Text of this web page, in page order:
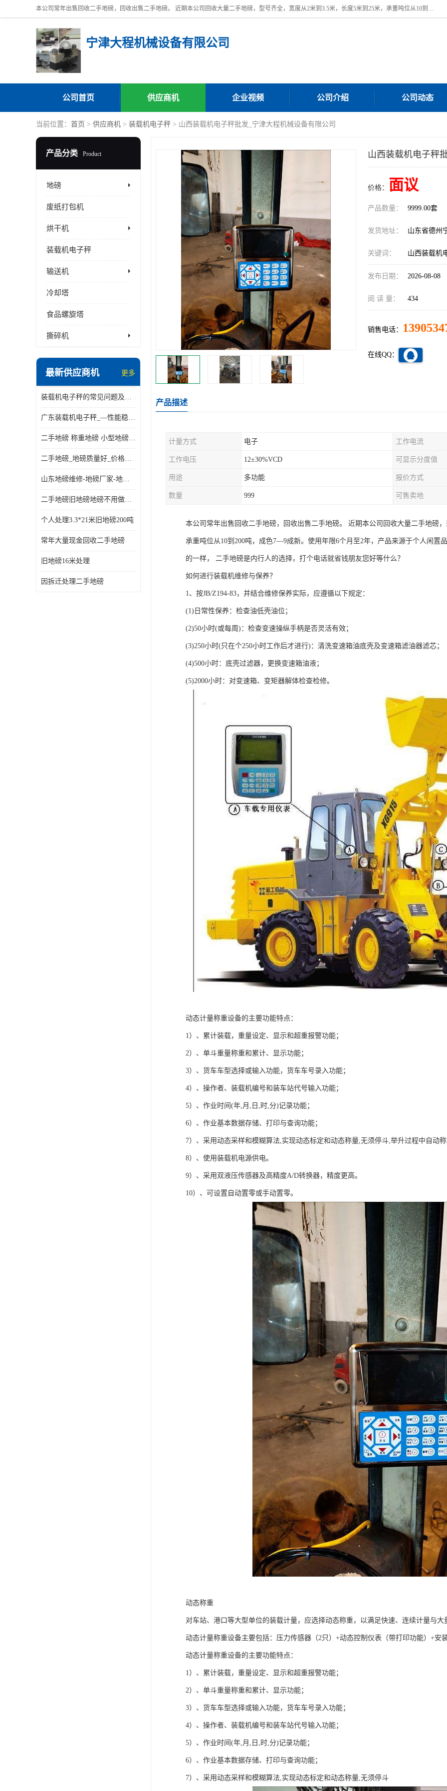
本公司常年出售回收二手地磅，回收出售二手地磅。 近期本公司回收大量二手地磅，型号齐全，宽度从2米到3.5米，长度5米到25米，承重吨位从10到200吨，成色7—9成新。 ? 使用年限6个月至2年，产品来源于个人闲置品，工矿企业停用品，因小换大而来。 精准度和新的一样， 二手地磅是内行人的选择，打个电话就省钱朋友您好等什么
宁津大程机械设备有限公司
公司首页 供应商机 企业视频 公司介绍 公司动态
当前位置： 首页 > 供应商机 > 装载机电子秤 > 山西装载机电子秤批发_宁津大程机械设备有限公司
产品分类 Product
地磅
废纸打包机
烘干机
装载机电子秤
输送机
冷却塔
食品螺旋塔
撕碎机
最新供应商机 更多
装载机电子秤的常见问题及解决方法介绍
广东装载机电子秤_—性能稳定—操作简单—品质可靠
二手地磅 称重地磅 小型地磅 一百吨地磅
二手地磅_地磅质量好_价格便宜这里找【地磅行家】
山东地磅维修-地磅厂家-地磅价格-二手地磅
二手地磅旧地磅地磅不用做地基
个人处理3.3*21米旧地磅200吨
常年大量现金回收二手地磅
旧地磅16米处理
因拆迁处理二手地磅
山西装载机电子秤
价格： 面议
产品数量： 9999.00套
发货地址： 山东省德州
关键词： 山西装载机
发布日期： 2026-08-08
阅 读 量： 434
销售电话：
在线QQ：
产品描述
计量方式 电子 工作电流
工作电压 12±30%VCD 可显示分度值
用途 多功能 报价方式
数量 999 可售卖地
本公司常年出售回收二手地磅，回收出售二手地磅。 近期本公司回收大量二手地磅
承重吨位从10到200吨，成色7—9成新。使用年限6个月至2年，产品来源于个人闲置
的一样， 二手地磅是内行人的选择，打个电话就省钱朋友您好等什么？
如何进行装载机维修与保养？
1、按JB/Z194-83，并结合维修保养实际，应遵循以下规定：
(1)日常性保养：检查油低壳油位；
(2)50小时(或每周)：检查变速操纵手柄是否灵活有效；
(3)250小时(只在个250小时工作后才进行)：清洗变速箱油底壳及变速箱滤油器滤芯；
(4)500小时：底壳过滤器，更换变速箱油液；
(5)2000小时：对变速箱、变矩器解体检查检修。
动态计量称重设备的主要功能特点：
1）、累计装载，重量设定、显示和超重报警功能；
2）、单斗重量称重和累计、显示功能；
3）、货车车型选择或输入功能，货车车号录入功能；
4）、操作者、装载机编号和装车站代号输入功能；
5）、作业时间(年,月,日,时,分)记录功能；
6）、作业基本数据存储、打印与查询功能；
7）、采用动态采样和模糊算法,实现动态标定和动态称量,无须停斗,举升过程中自动
8）、使用装载机电源供电。
9）、采用双液压传感器及高精度A/D转换器，精度更高。
10）、可设置自动置零或手动置零。
动态称重
对车站、港口等大型单位的装载计量，应选择动态称重，以满足快速、连续计量与大
动态计量称重设备主要包括：压力传感器（2只）+动态控制仪表（带打印功能）+安
动态计量称重设备的主要功能特点：
1）、累计装载，重量设定、显示和超重报警功能；
2）、单斗重量称重和累计、显示功能；
3）、货车车型选择或输入功能，货车车号录入功能；
4）、操作者、装载机编号和装车站代号输入功能；
5）、作业时间(年,月,日,时,分)记录功能；
6）、作业基本数据存储、打印与查询功能；
7）、采用动态采样和模糊算法,实现动态标定和动态称量,无须停斗